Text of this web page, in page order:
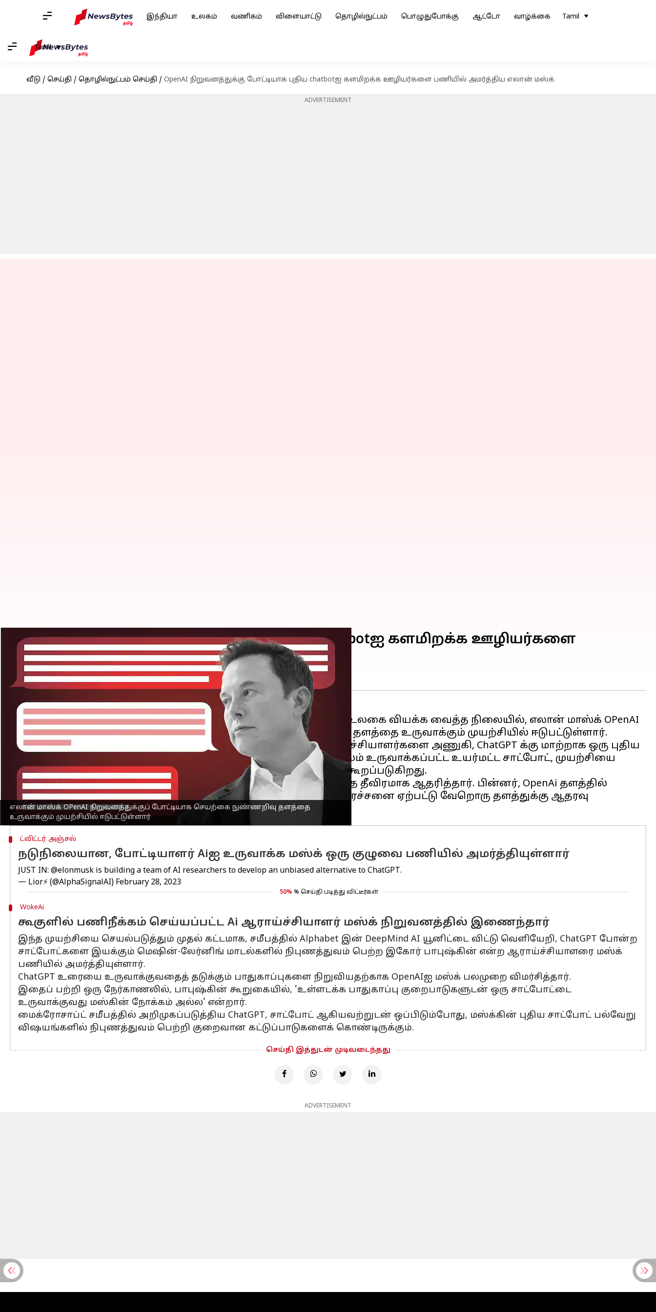
இந்தியா உலகம் வணிகம் விளையாட்டு தொழில்நுட்பம் பொழுதுபோக்கு ஆட்டோ வாழ்க்கை Tamil
Tamil
வீடு / செய்தி / தொழில்நுட்பம் செய்தி / OpenAI நிறுவனத்துக்கு போட்டியாக புதிய chatbotஐ களமிறக்க ஊழியர்களை பணியில் அமர்த்திய எலான் மஸ்க்
ADVERTISEMENT
எலான் மாஸ்க் OPenAI நிறுவனத்துக்குப் போட்டியாக செயற்கை நுண்ணறிவு தளத்தை
உருவாக்கும் முயற்சியில் ஈடுபட்டுள்ளார்
OpenAI நிறுவனத்துக்கு போட்டியாக புதிய chatbotஐ களமிறக்க ஊழியர்களை
பணியில் அமர்த்திய எலான் மஸ்க்
எழுதியவர் Sayee Priyadarshini Feb 28, 2023 09:17 am
செய்தி முன்னோட்டம்
செயற்கை நுண்ணறிவில் ChatGPT மிகப்பெரிய அளவில் வளர்ந்து உலகை வியக்க வைத்த நிலையில், எலான் மாஸ்க் OPenAI
நிறுவனத்துக்குப் போட்டியாக புதிதாக ஒருசெயற்கை நுண்ணறிவு
தளத்தை உருவாக்கும் முயற்சியில் ஈடுபட்டுள்ளார்.
இதற்காக, கடந்த சில வாரங்களாக, செயற்கை நுண்ணறிவு ஆராய்ச்சியாளர்களை அணுகி, ChatGPT க்கு மாற்றாக ஒரு புதிய
ஆய்வகத்தை உருவாக்குவது குறித்து, OpenAI என்ற ஸ்டார்ட்அப் மூலம் உருவாக்கப்பட்ட உயர்மட்ட சாட்போட், முயற்சியை
நேரடியாக அறிந்த ஒரு சிலரை சந்தித்து உரையாடியுள்ளார் என்று கூறப்படுகிறது.
கூகுள் நிறுவனம் DeepMind Aiஐ வாங்குவதற்கு முன்னர், மஸ்க் அதை தீவிரமாக ஆதரித்தார். பின்னர், OpenAi தளத்தில்
இணை நிறுவனராக பணியாற்றினார். தற்போது, அதிலும் ஏதோ பிரச்சனை ஏற்பட்டு வேறொரு தளத்துக்கு ஆதரவு
ட்விட்டர் அஞ்சல்
நடுநிலையான, போட்டியாளர் Aiஐ உருவாக்க மஸ்க் ஒரு குழுவை பணியில் அமர்த்தியுள்ளார்
JUST IN: @elonmusk is building a team of AI researchers to develop an unbiased alternative to ChatGPT.
— Lior⚡ (@AlphaSignalAI) February 28, 2023
50% % செய்தி படித்து விட்டீர்கள்
WokeAi
கூகுளில் பணிநீக்கம் செய்யப்பட்ட Ai ஆராய்ச்சியாளர் மஸ்க் நிறுவனத்தில் இணைந்தார்
இந்த முயற்சியை செயல்படுத்தும் முதல் கட்டமாக, சமீபத்தில் Alphabet இன் DeepMind AI யூனிட்டை விட்டு வெளியேறி, ChatGPT போன்ற
சாட்போட்களை இயக்கும் மெஷின்-லேர்னிங் மாடல்களில் நிபுணத்துவம் பெற்ற இகோர் பாபுஷ்கின் என்ற ஆராய்ச்சியாளரை மஸ்க்
பணியில் அமர்த்தியுள்ளார்.
ChatGPT உரையை உருவாக்குவதைத் தடுக்கும் பாதுகாப்புகளை நிறுவியதற்காக OpenAIஐ மஸ்க் பலமுறை விமர்சித்தார்.
இதைப் பற்றி ஒரு நேர்காணலில், பாபுஷ்கின் கூறுகையில், 'உள்ளடக்க பாதுகாப்பு குறைபாடுகளுடன் ஒரு சாட்போட்டை
உருவாக்குவது மஸ்கின் நோக்கம் அல்ல' என்றார்.
மைக்ரோசாப்ட் சமீபத்தில் அறிமுகப்படுத்திய ChatGPT, சாட்போட் ஆகியவற்றுடன் ஒப்பிடும்போது, மஸ்க்கின் புதிய சாட்போட் பல்வேறு
விஷயங்களில் நிபுணத்துவம் பெற்றி குறைவான கட்டுப்பாடுகளைக் கொண்டிருக்கும்.
செய்தி இத்துடன் முடிவடைந்தது
ADVERTISEMENT